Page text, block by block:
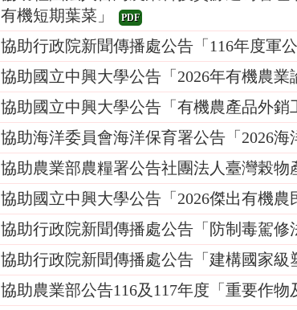
有機短期葉菜」
PDF
協助行政院新聞傳播處公告「116年度軍
協助國立中興大學公告「2026年有機農業
協助國立中興大學公告「有機農產品外銷
協助海洋委員會海洋保育署公告「2026
協助農業部農糧署公告社團法人臺灣榖
協助國立中興大學公告「2026傑出有機農
協助行政院新聞傳播處公告「防制毒駕
協助行政院新聞傳播處公告「建構國家
協助農業部公告116及117年度「重要作